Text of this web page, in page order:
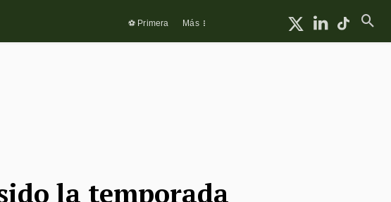
⚽ Primera Más
la temporada